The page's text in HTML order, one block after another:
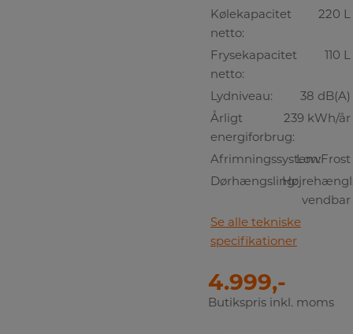
Kølekapacitet
netto:
220 L
Frysekapacitet
netto:
110 L
Lydniveau:
38 dB(A)
Årligt
energiforbrug:
239 kWh/år
Afrimningssystem:LowFrost
Dørhængsling:
vendbar
Se alle tekniske
specifikationer
4.999,-
Butikspris inkl. moms